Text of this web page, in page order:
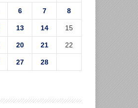
6 7 8
13 14 15
20 21 22
27
28